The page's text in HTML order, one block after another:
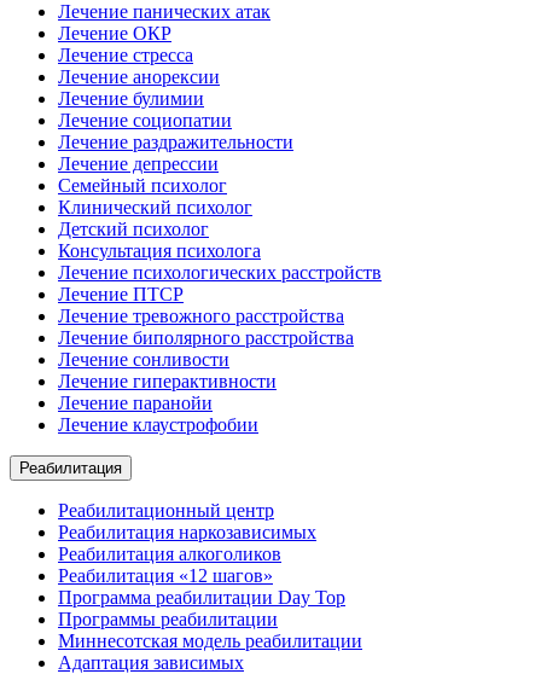
Лечение панических атак
Лечение ОКР
Лечение стресса
Лечение анорексии
Лечение булимии
Лечение социопатии
Лечение раздражительности
Лечение депрессии
Семейный психолог
Клинический психолог
Детский психолог
Консультация психолога
Лечение психологических расстройств
Лечение ПТСР
Лечение тревожного расстройства
Лечение биполярного расстройства
Лечение сонливости
Лечение гиперактивности
Лечение паранойи
Лечение клаустрофобии
Реабилитация
Реабилитационный центр
Реабилитация наркозависимых
Реабилитация алкоголиков
Реабилитация «12 шагов»
Программа реабилитации Day Top
Программы реабилитации
Миннесотская модель реабилитации
Адаптация зависимых